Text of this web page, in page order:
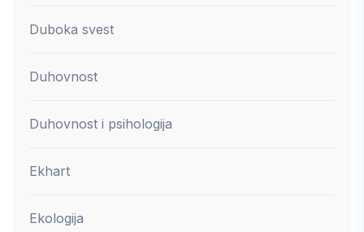
Duboka svest
Duhovnost
Duhovnost i psihologija
Ekhart
Ekologija